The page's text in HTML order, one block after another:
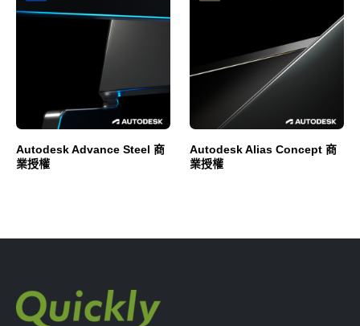
Autodesk Advance Steel 商
業授權
Autodesk Alias Concept 商
業授權